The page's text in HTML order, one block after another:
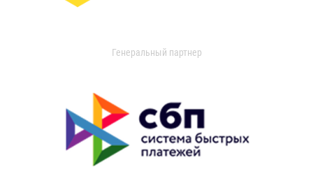
Генеральный партнер